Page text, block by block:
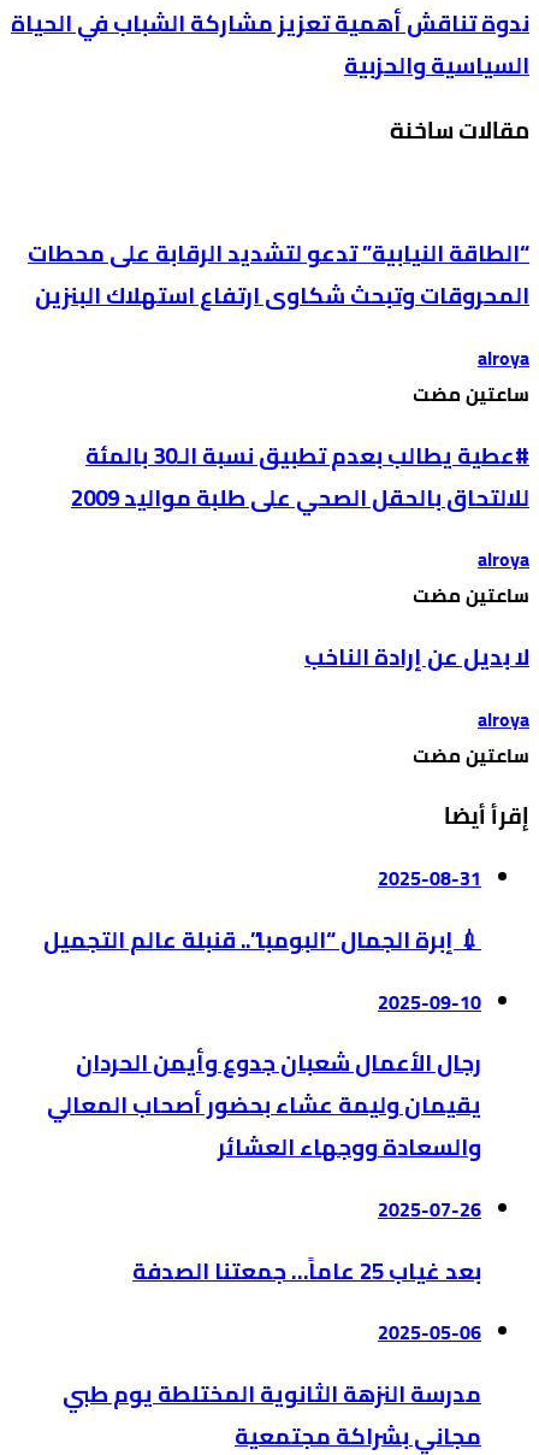
ندوة تناقش أهمية تعزيز مشاركة الشباب في الحياة
السياسية والحزبية
مقالات ساخنة
“الطاقة النيابية” تدعو لتشديد الرقابة على محطات
المحروقات وتبحث شكاوى ارتفاع استهلاك البنزين
alroya
‫‫‫‏‫ساعتين مضت‬
#عطية يطالب بعدم تطبيق نسبة الـ30 بالمئة
للالتحاق بالحقل الصحي على طلبة مواليد 2009
alroya
‫‫‫‏‫ساعتين مضت‬
لا بديل عن إرادة الناخب
alroya
‫‫‫‏‫ساعتين مضت‬
إقرأ أيضا
2025-08-31
💉 إبرة الجمال “البومبا”.. قنبلة عالم التجميل
2025-09-10
رجال الأعمال شعبان جدوع وأيمن الحردان
يقيمان وليمة عشاء بحضور أصحاب المعالي
والسعادة ووجهاء العشائر
2025-07-26
بعد غياب 25 عاماً… جمعتنا الصدفة
2025-05-06
مدرسة النزهة الثانوية المختلطة يوم طبي
مجاني بشراكة مجتمعية